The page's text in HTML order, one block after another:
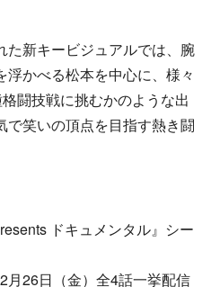
新キービジュアルでは、腕
かべる松本を中心に、様々
闘技戦に挑むかのような出
笑いの頂点を目指す熱き闘
ドキュメンタル』シー
月26日（金）全4話一挙配信